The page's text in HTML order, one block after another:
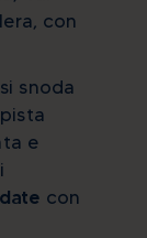
con
snoda
e
con